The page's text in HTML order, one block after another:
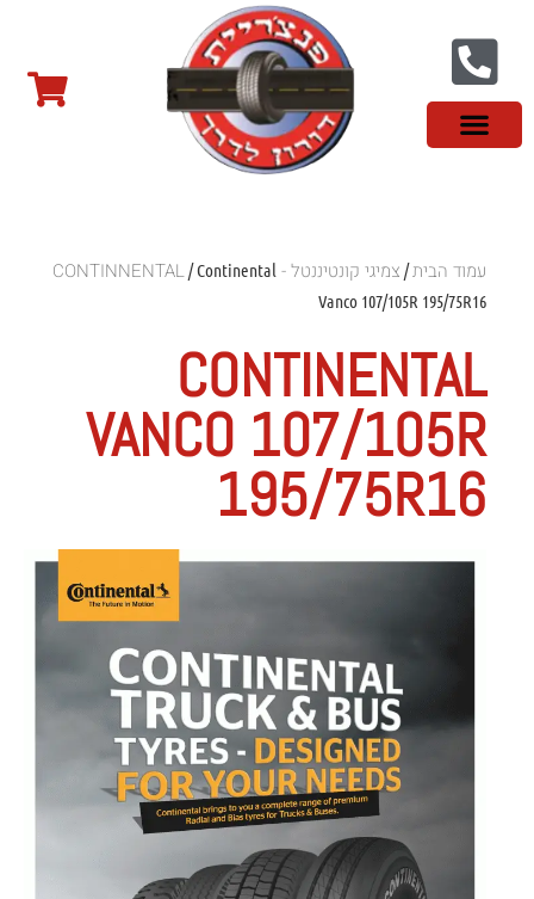
עמוד הבית/צמיגי קונטיננטל - CONTINNENTAL/ Continental
Vanco 107/105R 195/75R16
CONTINENTAL
VANCO 107/105R
195/75R16